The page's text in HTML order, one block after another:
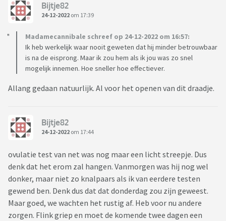
Bijtje82
24-12-2022 om 17:39
Madamecannibale schreef op 24-12-2022 om 16:57:
Ik heb werkelijk waar nooit geweten dat hij minder betrouwbaar
is na de eisprong. Maar ik zou hem als ik jou was zo snel
mogelijk innemen. Hoe sneller hoe effectiever.
Allang gedaan natuurlijk. Al voor het openen van dit draadje.
Bijtje82
24-12-2022 om 17:44
ovulatie test van net was nog maar een licht streepje. Dus
denk dat het erom zal hangen. Vanmorgen was hij nog wel
donker, maar niet zo knalpaars als ik van eerdere testen
gewend ben. Denk dus dat dat donderdag zou zijn geweest.
Maar goed, we wachten het rustig af. Heb voor nu andere
zorgen. Flink griep en moet de komende twee dagen een